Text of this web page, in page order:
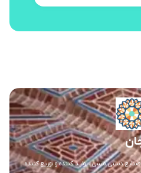
دستی مسی ، تولید کننده و توزیع کننده